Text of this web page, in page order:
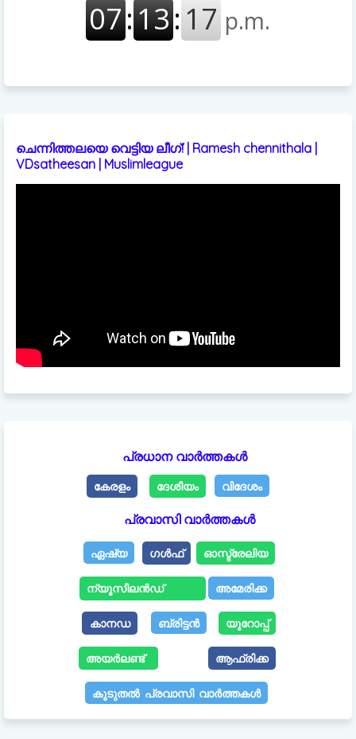
ചെന്നിത്തലയെ വെട്ടിയ ലീഗ്! | Ramesh chennithala |
VDsatheesan | Muslimleague
പ്രധാന വാർത്തകൾ
കേരളം ദേശീയം വിദേശം
പ്രവാസി വാർത്തകൾ
ഏഷ്യ ഗൾഫ് ഓസ്ട്രേലിയ
ന്യൂസീലൻഡ് അമേരിക്ക
കാനഡ ബ്രിട്ടൻ യൂറോപ്പ്
അയർലണ്ട് ആഫ്രിക്ക
കൂടുതൽ പ്രവാസി വാർത്തകൾ